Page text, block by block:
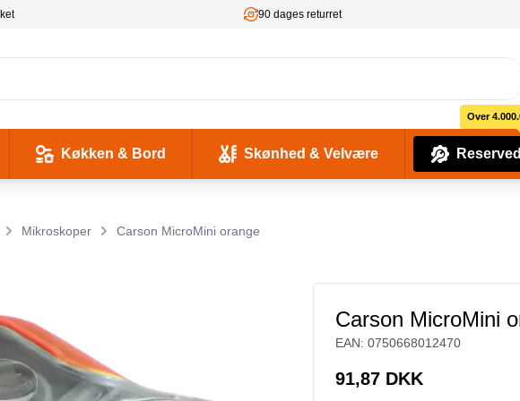
90 dages returret
Køkken & Bord Skønhed & Velvære
Over
Mikroskoper Carson MicroMini orange
Carson MicroMini
EAN: 0750668012470
91,87 DKK